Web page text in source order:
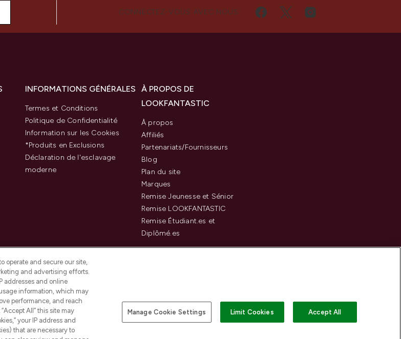
CONNECTEZ-VOUS AVEC NOUS
INFORMATIONS GÉNÉRALES
Termes et Conditions
Politique de Confidentialité
Information sur les Cookies
*Produits en Exclusions
Déclaration de l'esclavage
moderne
À PROPOS DE
LOOKFANTASTIC
À propos
Affiliés
Partenariats/Fournisseurs
Blog
Plan du site
Marques
Remise Jeunesse et Sénior
Remise LOOKFANTASTIC
Remise Étudiant.es et
Diplômé.es
Payer en toute sécurité avec
operate and secure our site,
and advertising efforts.
addresses and online
information, which may
performance, and reach
All” this site may
your IP address and
that are necessary to
Manage Cookie Settings Limit Cookies Accept All